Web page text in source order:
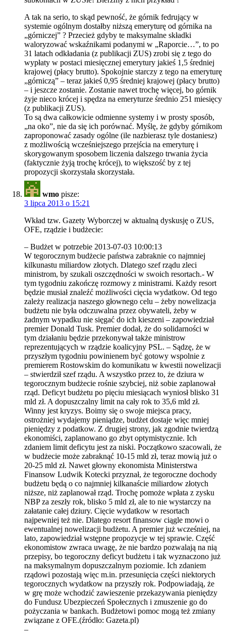
A tak na serio, to skąd pewność, że górnik fedrujący w
systemie ogólnym dostałby niższą emeryturę od górnika na
„górniczej” ? Przecież gdyby te maksymalne składki
waloryzować wskaźnikami podanymi w „Raporcie…”, to po
31 latach odkładania (z publikacji ZUS) zrobi się z tego do
wypłaty w postaci miesięcznej emerytury jakieś 1,5 średniej
krajowej (płacy brutto). Spokojnie starczy z tego na emeryturę
„górniczą” – teraz jakieś 0,95 średniej krajowej (płacy brutto)
– i jeszcze zostanie. Zostanie nawet trochę więcej, bo górnik
żyje nieco krócej i spędza na emeryturze średnio 251 miesięcy
(z publikacji ZUS).
To są dwa całkowicie odmienne systemy i w prosty sposób,
„na oko”, nie da się ich porównać. Myślę, że gdyby górnikom
zaproponować zasady ogólne (ile nazbierasz tyle dostaniesz)
z możliwością wcześniejszego przejścia na emeryturę i
skorygowanym sposobem liczenia dalszego trwania życia
(faktycznie żyją trochę krócej), to większość by z tej
propozycji skorzystała skorzystała.
wmo pisze:
3 lipca 2013 o 15:21
Wkład tzw. Gazety Wyborczej w aktualną dyskusję o ZUS,
OFE, rządzie i budżecie:
– Budżet w potrzebie 2013-07-03 10:00:13
W tegorocznym budżecie państwa zabraknie co najmniej
kilkunastu miliardow złotych. Dlatego szef rządu zleci
ministrom, by szukali oszczędności w swoich resortach.- W
tym tygodniu zakończę rozmowy z ministrami. Każdy resort
będzie musiał znaleźć możliwości cięcia wydatkow. Od tego
zależy realizacja naszego głownego celu – żeby nowelizacja
budżetu nie była odczuwalna przez obywateli, żeby w
żadnym wypadku nie sięgać do ich kieszeni – zapowiedział
premier Donald Tusk. Premier dodał, że do solidarności w
tym działaniu będzie przekonywał także ministrow
reprezentujących w rządzie koalicyjny PSL. – Sądzę, że w
przyszłym tygodniu powinienem być gotowy wspolnie z
premierem Rostowskim do komunikatu w kwestii nowelizacji
– stwierdził szef rządu. A wszystko przez to, że dziura w
tegorocznym budżecie rośnie szybciej, niż sobie zaplanował
rząd. Deficyt budżetu po pięciu miesiącach wyniosł blisko 31
mld zł. A dopuszczalny limit na cały rok to 35,6 mld zł.
Winny jest kryzys. Boimy się o swoje miejsca pracy,
ostrożniej wydajemy pieniądze, budżet dostaje więc mniej
pieniędzy z podatkow. Z drugiej strony, jak zgodnie twierdzą
ekonomiści, zaplanowano go zbyt optymistycznie. Ich
zdaniem limit deficytu jest za niski. Początkowo szacowali, że
w budżecie może zabraknąć 10-15 mld zł, teraz mowią już o
20-25 mld zł. Nawet głowny ekonomista Ministerstwa
Finansow Ludwik Kotecki przyznał, że tegoroczne dochody
budżetu będą o co najmniej kilkanaście miliardow złotych
niższe, niż zaplanował rząd. Trochę pomoże wpłata z zysku
NBP za zeszły rok, blisko 5 mld zł, ale to nie wystarczy na
załatanie całej dziury. Cięcie wydatkow w resortach
najpewniej też nie. Dlatego resort finansow ciągle mowi o
ewentualnej nowelizacji budżetu. A premier już wcześniej, na
lato, zapowiedział wstępne propozycje w tej sprawie. Część
ekonomistow zwraca uwagę, że nie bardzo pozwalają na nią
przepisy, bo tegoroczny deficyt budżetu i tak wyznaczono już
na maksymalnym dopuszczalnym poziomie. Ich zdaniem
rządowi pozostają więc m.in. przesunięcia części niektorych
tegorocznych wydatkow na przyszły rok. Podpowiadają, że
w grę może wchodzić zawieszenie przekazywania pieniędzy
do Fundusz Ubezpieczeń Społecznych i zmuszenie go do
pożyczania w bankach. Budżetowi pomoc mogą też zmiany
związane z OFE.(źródło: Gazeta.pl)
–